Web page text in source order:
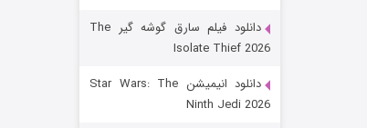
دانلود فیلم سارق گوشه گیر The
Isolate Thief 2026
دانلود انیمیشن Star Wars: The
Ninth Jedi 2026